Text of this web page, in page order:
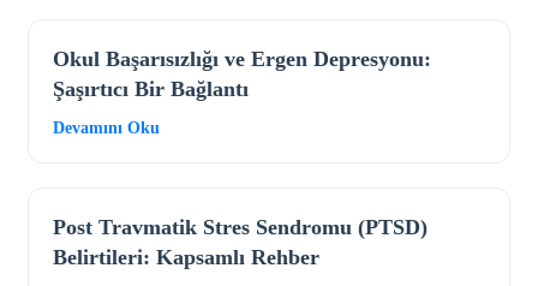
Okul Başarısızlığı ve Ergen Depresyonu:
Şaşırtıcı Bir Bağlantı
Devamını Oku
Post Travmatik Stres Sendromu (PTSD)
Belirtileri: Kapsamlı Rehber